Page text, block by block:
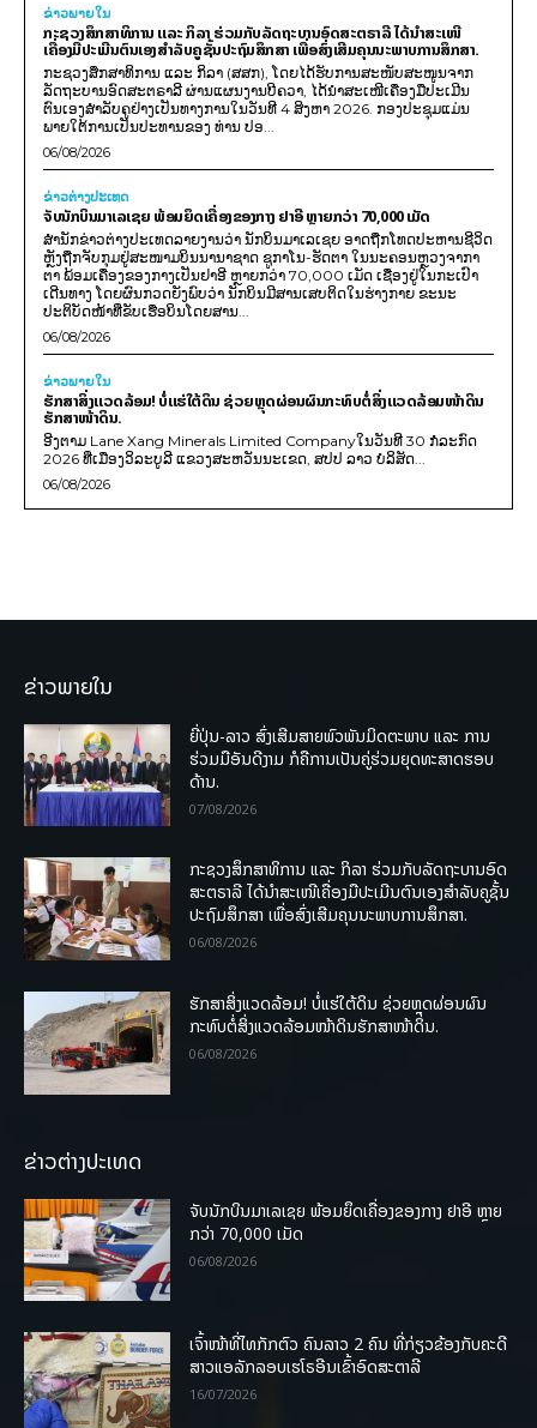
ຂ່າວພາຍ​ໃນ
ກະຊວງສຶກສາທິການ ແລະ ກິລາ ຮ່ວມກັບລັດຖະບານອົດສະຕຣາລີ ໄດ້ນຳສະເໜີ
ເຄື່ອງມືປະເມີນຕົນເອງສຳລັບຄູຊັ້ນປະຖົມສຶກສາ ເພື່ອສົ່ງເສີມຄຸນນະພາບການສຶກສາ.
ກະຊວງສຶກສາທິການ ແລະ ກິລາ (ສສກ), ໂດຍໄດ້ຮັບການສະໜັບສະໜູນຈາກ
ລັດຖະບານອົດສະຕຣາລີ ຜ່ານແຜນງານບີຄວາ, ໄດ້ນຳສະເໜີເຄື່ອງມືປະເມີນ
ຕົນເອງສຳລັບຄູຢ່າງເປັນທາງການໃນວັນທີ 4 ສິງຫາ 2026. ກອງປະຊຸມແມ່ນ
ພາຍໃຕ້ການເປັນປະທານຂອງ ທ່ານ ປອ...
06/08/2026
ຂ່າວຕ່າງປະເທດ
ຈັບນັກບິນມາເລເຊຍ ພ້ອມຍຶດເຄື່ອງຂອງກາງ ຢາອີ ຫຼາຍກວ່າ 70,000 ເມັດ
ສຳນັກຂ່າວຕ່າງປະເທດລາຍງານວ່າ ນັກບິນມາເລເຊຍ ອາດຖືກໂທດປະຫານຊີວິດ
ຫຼັງຖືກຈັບກຸມຢູ່ສະໜາມບິນນານາຊາດ ຊູກາໂນ-ຮັດຕາ ໃນນະຄອນຫຼວງຈາກາ
ຕາ ພ້ອມເຄື່ອງຂອງກາງເປັນຢາອີ ຫຼາຍກວ່າ 70,000 ເມັດ ເຊື່ອງຢູ່ໃນກະເປົາ
ເດີນທາງ ໂດຍຜົນກວດຍັງພົບວ່າ ນັກບິນມີສານເສບຕິດໃນຮ່າງກາຍ ຂະນະ
ປະຕິບັດໜ້າທີ່ຂັບເຮືອບິນໂດຍສານ...
06/08/2026
ຂ່າວພາຍ​ໃນ
ຮັກສາສິ່ງແວດລ້ອມ! ບໍ່ແຮ່ໃຕ້ດິນ ຊ່ວຍຫຼຸດຜ່ອນຜົນກະທົບຕໍ່ສິ່ງແວດລ້ອມໜ້າດິນ
ຮັກສາໜ້າດິນ.
ອີງຕາມ Lane Xang Minerals Limited Companyໃນວັນທີ 30 ກໍລະກົດ
2026 ທີ່ເມືອງວິລະບູລີ ແຂວງສະຫວັນນະເຂດ, ສປປ ລາວ ບໍລິສັດ...
06/08/2026
ຂ່າວພາຍໃນ
ຍີ່ປຸ່ນ-ລາວ ສົ່ງເສີມສາຍພົວພັນມິດຕະພາບ ແລະ ການ
ຮ່ວມມືອັນດີງາມ ກໍຄືການເປັນຄູ່ຮ່ວມຍຸດທະສາດຮອບ
ດ້ານ.
07/08/2026
ກະຊວງສຶກສາທິການ ແລະ ກິລາ ຮ່ວມກັບລັດຖະບານອົດ
ສະຕຣາລີ ໄດ້ນຳສະເໜີເຄື່ອງມືປະເມີນຕົນເອງສຳລັບຄູຊັ້ນ
ປະຖົມສຶກສາ ເພື່ອສົ່ງເສີມຄຸນນະພາບການສຶກສາ.
06/08/2026
ຮັກສາສິ່ງແວດລ້ອມ! ບໍ່ແຮ່ໃຕ້ດິນ ຊ່ວຍຫຼຸດຜ່ອນຜົນ
ກະທົບຕໍ່ສິ່ງແວດລ້ອມໜ້າດິນຮັກສາໜ້າດິນ.
06/08/2026
ຂ່າວຕ່າງປະເທດ
ຈັບນັກບິນມາເລເຊຍ ພ້ອມຍຶດເຄື່ອງຂອງກາງ ຢາອີ ຫຼາຍ
ກວ່າ 70,000 ເມັດ
06/08/2026
ເຈົ້າໜ້າທີ່ໄທກັກຕົວ ຄົນລາວ 2 ຄົນ ທີ່ກ່ຽວຂ້ອງກັບຄະດີ
ສາວແອລັກລອບເຮໂຣອີນເຂົ້າອົດສະຕາລີ
16/07/2026